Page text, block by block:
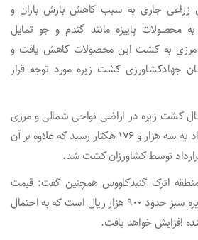
زراعی جاری به سبب کاهش بارش باران و
محصولات پاییزه مانند گندم و جو تمایل
مرزی به کشت این محصولات کاهش یافت و
جهادکشاورزی کشت زیره مورد توجه قرار
کشت زیره در اراضی نواحی شمالی و مرزی
گنبدکاووس و در قالب قرارداد به سه هزار و ۱۷۶ هکتار رسید که علاوه بر آن
اترک گنبدکاووس همچنین گفت: قیمت
توافقی و فعلی هر کیلوگرم زیره سبز حدود ۹۰۰ هزار ریال است که به احتمال
افزایش خواهد یافت.